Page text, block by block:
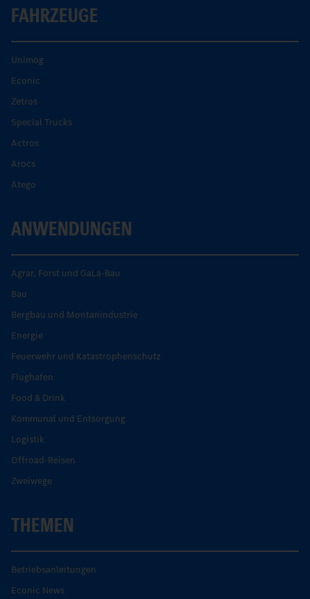
FAHRZEUGE
Unimog
Econic
Zetros
Special Trucks
Actros
Arocs
Atego
ANWENDUNGEN
Agrar, Forst und GaLa-Bau
Bau
Bergbau und Montanindustrie
Energie
Feuerwehr und Katastrophenschutz
Flughafen
Food & Drink
Kommunal und Entsorgung
Logistik
Offroad-Reisen
Zweiwege
THEMEN
Betriebsanleitungen
Econic News